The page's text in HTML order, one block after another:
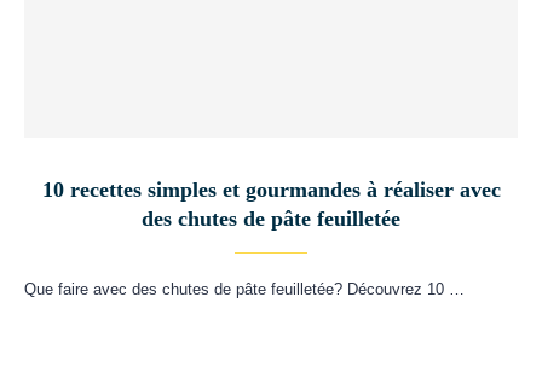
10 recettes simples et gourmandes à réaliser avec
des chutes de pâte feuilletée
Que faire avec des chutes de pâte feuilletée? Découvrez 10 …